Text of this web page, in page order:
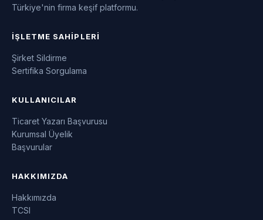
Türkiye'nin firma keşif platformu.
İŞLETME SAHIPLERI
Şirket Sildirme
Sertifika Sorgulama
KULLANICILAR
Ticaret Yazarı Başvurusu
Kurumsal Üyelik
Başvurular
HAKKIMIZDA
Hakkımızda
TCSI